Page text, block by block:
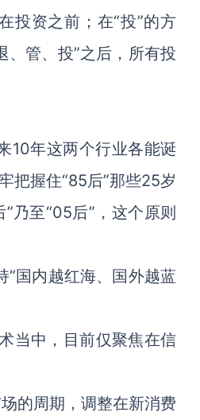
投资之前；在“投”的方
、管、投”之后，所有投
10年这两个行业各能诞
把握住“85后”那些25岁
乃至“05后”，这个原则
“国内越红海、国外越蓝
当中，目前仅聚焦在信
的周期，调整在新消费